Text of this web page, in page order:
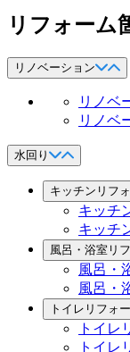
リフォーム
リノベーション
リノベ
リノベ
水回り
キッチンリフ
キッチ
キッチ
風呂・浴室リ
風呂・
風呂・
トイレリフォ
トイレ
トイレ